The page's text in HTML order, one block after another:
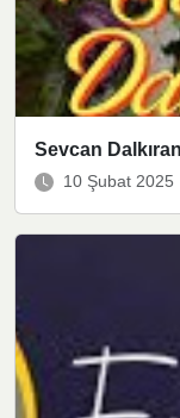
Sevcan
10 Şubat 2025